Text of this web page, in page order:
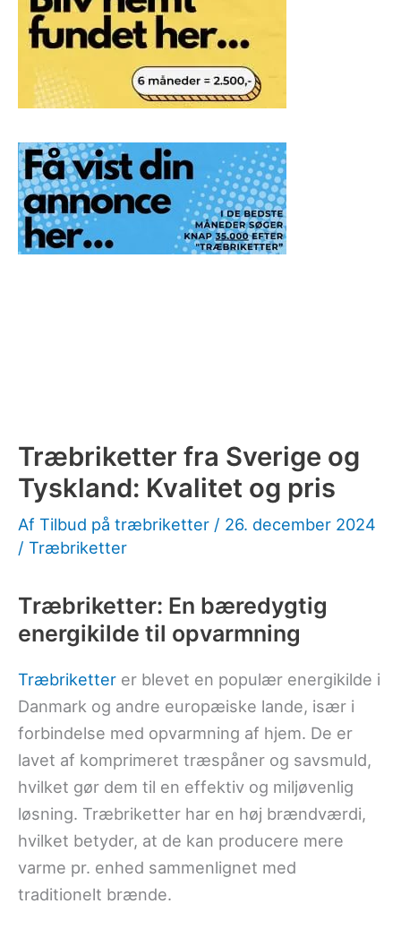
Træbriketter fra Sverige og
Tyskland: Kvalitet og pris
Af Tilbud på træbriketter / 26. december 2024
/ Træbriketter
Træbriketter: En bæredygtig
energikilde til opvarmning
Træbriketter er blevet en populær energikilde i
Danmark og andre europæiske lande, især i
forbindelse med opvarmning af hjem. De er
lavet af komprimeret træspåner og savsmuld,
hvilket gør dem til en effektiv og miljøvenlig
løsning. Træbriketter har en høj brændværdi,
hvilket betyder, at de kan producere mere
varme pr. enhed sammenlignet med
traditionelt brænde.